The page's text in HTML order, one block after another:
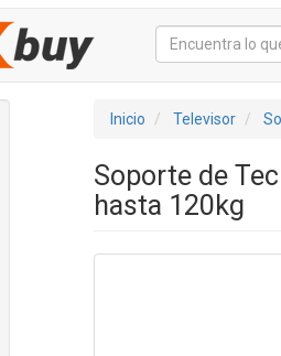
Inicio Televisor
Soporte de
hasta 120kg